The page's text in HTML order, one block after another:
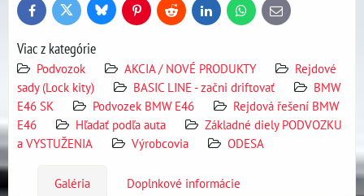
FacebookTwitter BlueskyPinterestReddit LinkedInWhatsApp
E-
mail
Viac z kategórie
Podvozok AKCIA / NOVÉ PRODUKTY
Rejdové
sady (Lock kity)
BASIC LINE - začni driftovať
BMW
E46 SK
Podvozek BMW E46
Rejdová řešení BMW
E46
Hľadať podľa auta
Základné diely PODVOZKU
a VYSTUŽENIA
Výrobcovia ODESA
Galéria Doplnkové informácie